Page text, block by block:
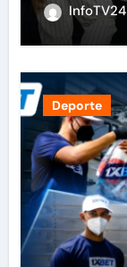
InfoTV24
Deporte